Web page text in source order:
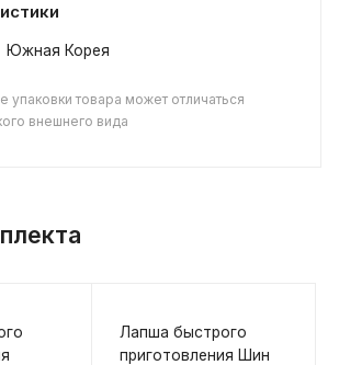
Южная Корея
упаковки товара может отличаться
внешнего вида
Лапша быстрого
приготовления Шин